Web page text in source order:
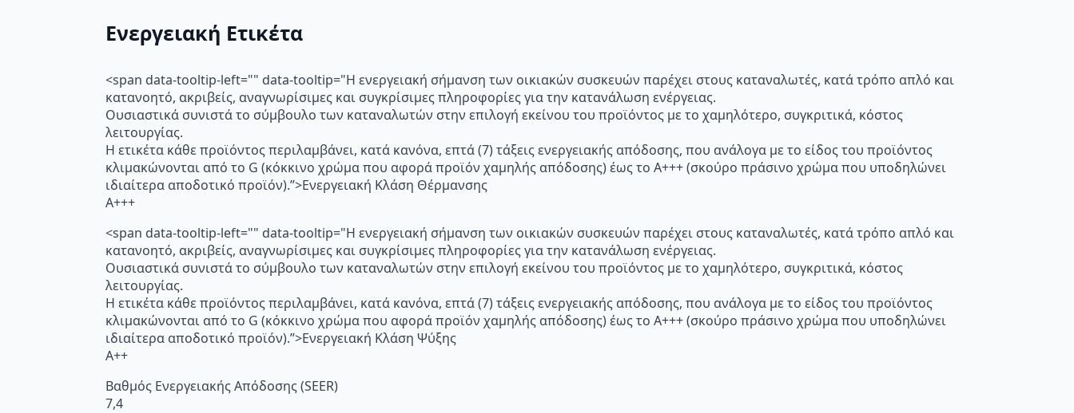
Ενεργειακή Ετικέτα
<span data-tooltip-left="" data-tooltip="Η ενεργειακή σήμανση των οικιακών συσκευών παρέχει στους καταναλωτές, κατά τρόπο απλό και
κατανοητό, ακριβείς, αναγνωρίσιμες και συγκρίσιμες πληροφορίες για την κατανάλωση ενέργειας.
Ουσιαστικά συνιστά το σύμβουλο των καταναλωτών στην επιλογή εκείνου του προϊόντος με το χαμηλότερο, συγκριτικά, κόστος
λειτουργίας.
Η ετικέτα κάθε προϊόντος περιλαμβάνει, κατά κανόνα, επτά (7) τάξεις ενεργειακής απόδοσης, που ανάλογα με το είδος του προϊόντος
κλιμακώνονται από το G (κόκκινο χρώμα που αφορά προϊόν χαμηλής απόδοσης) έως το Α+++ (σκούρο πράσινο χρώμα που υποδηλώνει
ιδιαίτερα αποδοτικό προϊόν).”>Ενεργειακή Κλάση Θέρμανσης
A+++
<span data-tooltip-left="" data-tooltip="Η ενεργειακή σήμανση των οικιακών συσκευών παρέχει στους καταναλωτές, κατά τρόπο απλό και
κατανοητό, ακριβείς, αναγνωρίσιμες και συγκρίσιμες πληροφορίες για την κατανάλωση ενέργειας.
Ουσιαστικά συνιστά το σύμβουλο των καταναλωτών στην επιλογή εκείνου του προϊόντος με το χαμηλότερο, συγκριτικά, κόστος
λειτουργίας.
Η ετικέτα κάθε προϊόντος περιλαμβάνει, κατά κανόνα, επτά (7) τάξεις ενεργειακής απόδοσης, που ανάλογα με το είδος του προϊόντος
κλιμακώνονται από το G (κόκκινο χρώμα που αφορά προϊόν χαμηλής απόδοσης) έως το Α+++ (σκούρο πράσινο χρώμα που υποδηλώνει
ιδιαίτερα αποδοτικό προϊόν).”>Ενεργειακή Κλάση Ψύξης
A++
Βαθμός Ενεργειακής Απόδοσης (SEER)
7,4